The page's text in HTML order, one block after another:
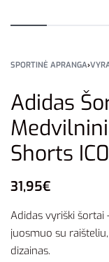
SPORTINĖ APRANGA›
Adidas
Shorts
31,95€
Adidas vyriški šortai
juosmuo su
dizainas.